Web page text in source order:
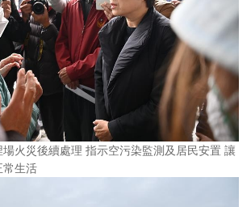
火災後續處理 指示空污染監測及居民安置 讓
常生活